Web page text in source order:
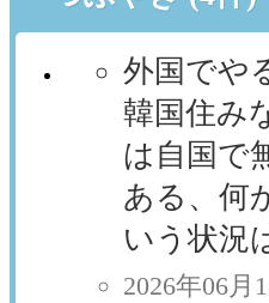
外国でや
韓国住み
は自国で
ある、何
いう状況
2026年06月